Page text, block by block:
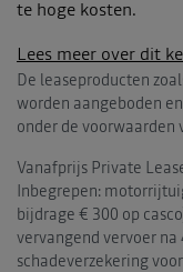
te hoge kosten.
Lees meer over dit
De leaseproducten
worden aangeboden
onder de voorwaarden
Vanafprijs Private
Inbegrepen:
bijdrage € 300 op
vervangend vervoer na
schadeverzekering